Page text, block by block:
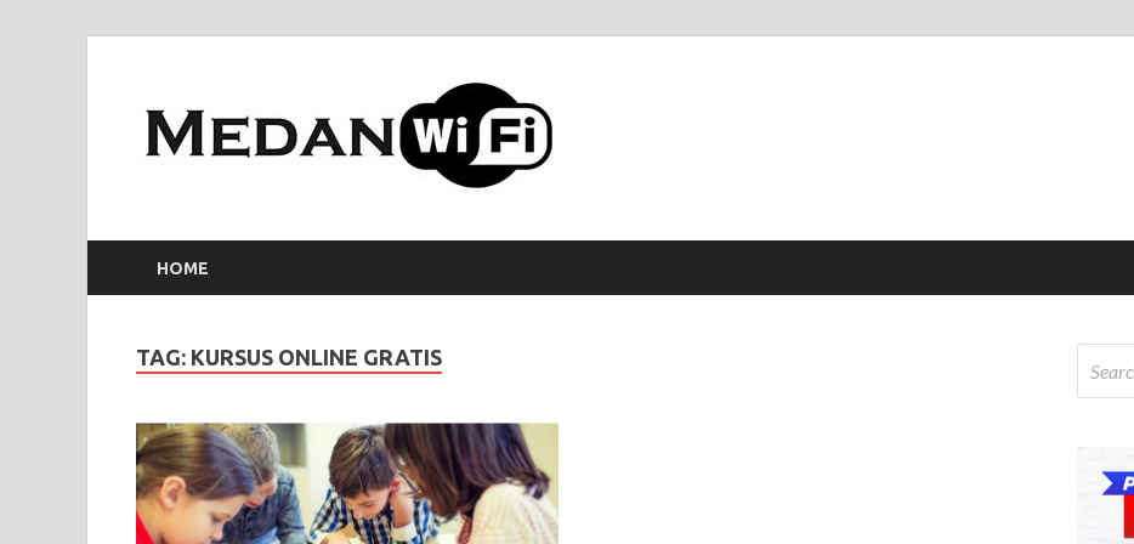
HOME
TAG: KURSUS ONLINE GRATIS